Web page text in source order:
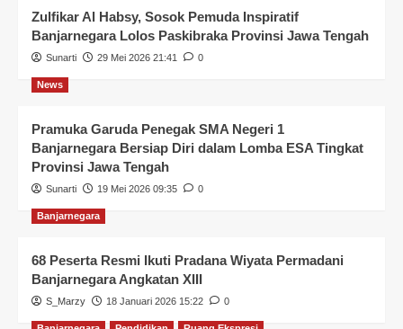
Zulfikar Al Habsy, Sosok Pemuda Inspiratif
Banjarnegara Lolos Paskibraka Provinsi Jawa Tengah
Sunarti 29 Mei 2026 21:41 0
News
Pramuka Garuda Penegak SMA Negeri 1
Banjarnegara Bersiap Diri dalam Lomba ESA Tingkat
Provinsi Jawa Tengah
Sunarti 19 Mei 2026 09:35 0
Banjarnegara
68 Peserta Resmi Ikuti Pradana Wiyata Permadani
Banjarnegara Angkatan XIII
S_Marzy 18 Januari 2026 15:22 0